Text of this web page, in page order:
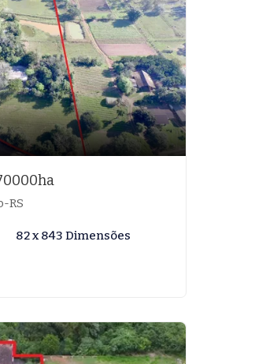
RS
82 x 843 Dimensões